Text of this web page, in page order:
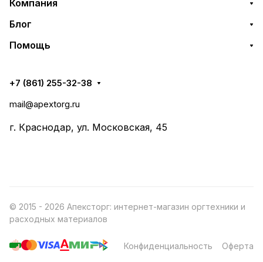
Компания
Блог
Помощь
+7 (861) 255-32-38
mail@apextorg.ru
г. Краснодар, ул. Московская, 45
© 2015 - 2026 Апексторг: интернет-магазин оргтехники и
расходных материалов
Конфиденциальность Оферта